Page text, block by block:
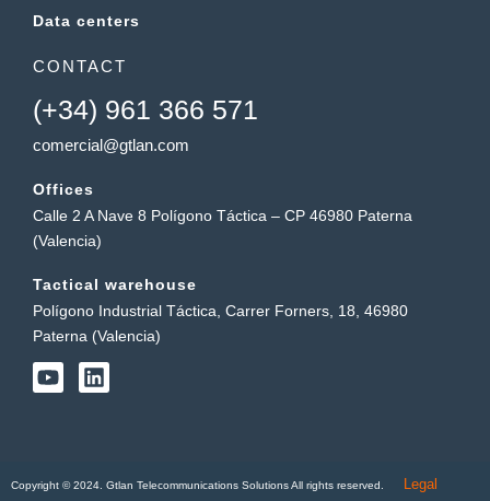
Data centers
CONTACT
(+34) 961 366 571
comercial@gtlan.com
Offices
Calle 2 A Nave 8 Polígono Táctica – CP 46980 Paterna
(Valencia)
Tactical warehouse
Polígono Industrial Táctica, Carrer Forners, 18, 46980
Paterna (Valencia)
Y
o
e
L
i
i
Copyright © 2024. Gtlan Telecommunications Solutions All rights reserved. Legal